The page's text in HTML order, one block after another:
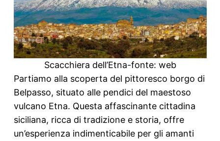
Scacchiera dell’Etna-fonte: web
Partiamo alla scoperta del pittoresco borgo di
Belpasso, situato alle pendici del maestoso
vulcano Etna. Questa affascinante cittadina
siciliana, ricca di tradizione e storia, offre
un’esperienza indimenticabile per gli amanti